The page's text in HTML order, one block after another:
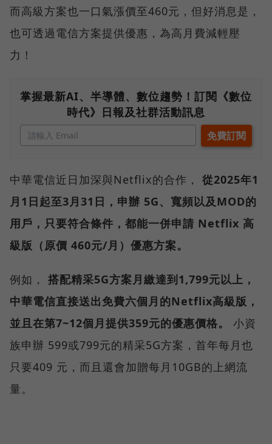
而高級方案也一口氣漲價至460元，但好消息是，
也可透過電信方案提供優惠，為高月費減輕壓
力！
掌握最新AI、半導體、數位趨勢！訂閱《數位
時代》日報及社群活動訊息
中華電信近日加深與Netflix的合作， 從2025年1
月1日起至3月31日，申辦 5G、寬頻以及MOD的
用戶，只要符合條件，都能一併申請 Netflix 高
級版（原價 460元/月）優惠方案。
例如， 搭配精采5G方案月繳達到1,799元以上，
中華電信直接送出免費六個月的Netflix高級版，
並且在第7~12個月提供359元的優惠價格。
小資
族申辦 599或799元的精采5G方案，首年每月也
只要409 元，而且還會加贈每月10GB的上網流
量。